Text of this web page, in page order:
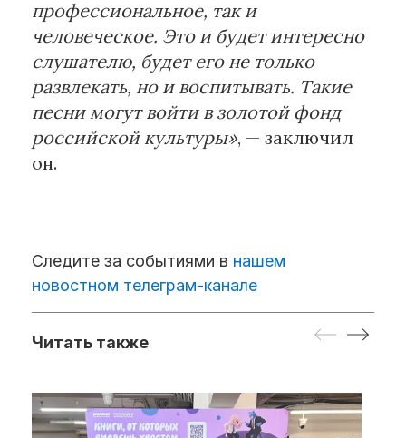
профессиональное, так и
человеческое. Это и будет интересно
слушателю, будет его не только
развлекать, но и воспитывать. Такие
песни могут войти в золотой фонд
российской культуры», — заключил
он.
Следите за событиями в нашем
новостном телеграм-канале
Читать также